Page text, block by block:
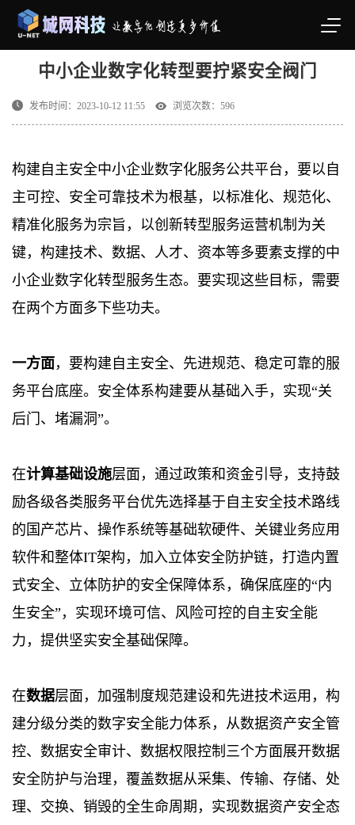
中小企业数字化转型要拧紧安全阀门
发布时间：2023-10-12 11:55 浏览次数： 596
构建自主安全中小企业数字化服务公共平台，要以自
主可控、安全可靠技术为根基，以标准化、规范化、
精准化服务为宗旨，以创新转型服务运营机制为关
键，构建技术、数据、人才、资本等多要素支撑的中
小企业数字化转型服务生态。要实现这些目标，需要
在两个方面多下些功夫。
一方面 ，要构建自主安全、先进规范、稳定可靠的服
务平台底座。安全体系构建要从基础入手，实现“关
后门、堵漏洞”。
在计算基础设施层面，通过政策和资金引导，支持鼓
励各级各类服务平台优先选择基于自主安全技术路线
的国产芯片、操作系统等基础软硬件、关键业务应用
软件和整体IT架构，加入立体安全防护链，打造内置
式安全、立体防护的安全保障体系，确保底座的“内
生安全”，实现环境可信、风险可控的自主安全能
力，提供坚实安全基础保障。
在数据层面，加强制度规范建设和先进技术运用，构
建分级分类的数字安全能力体系，从数据资产安全管
控、数据安全审计、数据权限控制三个方面展开数据
安全防护与治理，覆盖数据从采集、传输、存储、处
理、交换、销毁的全生命周期，实现数据资产安全态